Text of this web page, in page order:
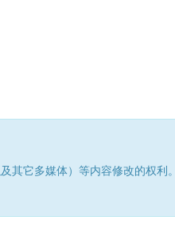
其它多媒体）等内容修改的权利。